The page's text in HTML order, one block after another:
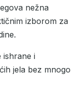
nežna
izborom za
ishrane i
jela bez mnogo